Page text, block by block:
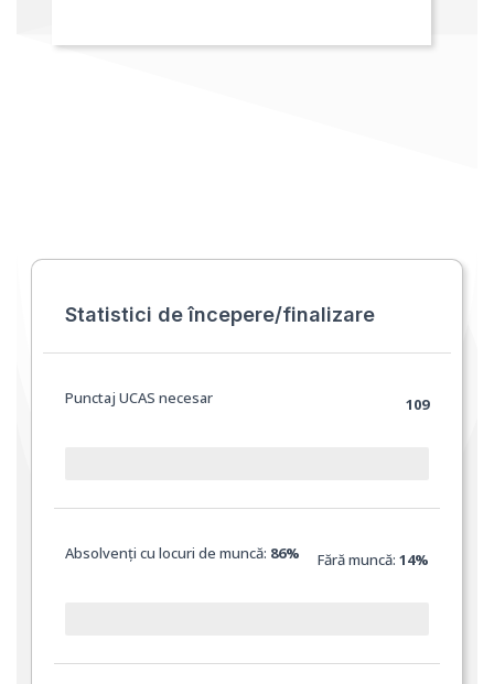
Statistici de începere/finalizare
Punctaj UCAS necesar 109
Absolvenți cu locuri de muncă: 86% Fără muncă: 14%